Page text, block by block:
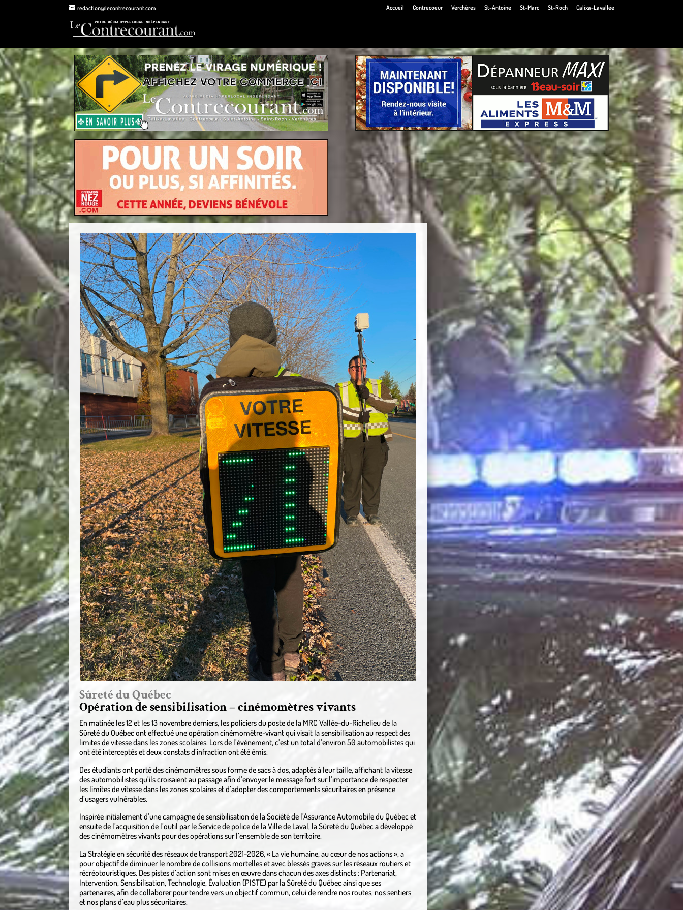
redaction@lecontrecourant.com Accueil Contrecoeur Verchères St-Antoine St-Marc St-Roch Calixa-Lavallée
Sûreté du Québec
Opération de sensibilisation – cinémomètres vivants
En matinée les 12 et les 13 novembre derniers, les policiers du poste de la MRC Vallée-du-Richelieu de la
Sûreté du Québec ont effectué une opération cinémomètre-vivant qui visait la sensibilisation au respect des
limites de vitesse dans les zones scolaires. Lors de l’événement, c’est un total d’environ 50 automobilistes qui
ont été interceptés et deux constats d’infraction ont été émis.
Des étudiants ont porté des cinémomètres sous forme de sacs à dos, adaptés à leur taille, affichant la vitesse
des automobilistes qu’ils croisaient au passage afin d’envoyer le message fort sur l’importance de respecter
les limites de vitesse dans les zones scolaires et d’adopter des comportements sécuritaires en présence
d’usagers vulnérables.
Inspirée initialement d’une campagne de sensibilisation de la Société de l’Assurance Automobile du Québec et
ensuite de l’acquisition de l’outil par le Service de police de la Ville de Laval, la Sûreté du Québec a développé
des cinémomètres vivants pour des opérations sur l’ensemble de son territoire.
La Stratégie en sécurité des réseaux de transport 2021-2026, « La vie humaine, au cœur de nos actions », a
pour objectif de diminuer le nombre de collisions mortelles et avec blessés graves sur les réseaux routiers et
récréotouristiques. Des pistes d’action sont mises en œuvre dans chacun des axes distincts : Partenariat,
Intervention, Sensibilisation, Technologie, Évaluation (PISTE) par la Sûreté du Québec ainsi que ses
partenaires, afin de collaborer pour tendre vers un objectif commun, celui de rendre nos routes, nos sentiers
et nos plans d’eau plus sécuritaires.